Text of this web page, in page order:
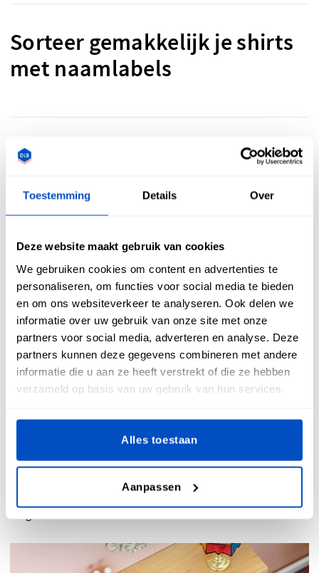
Toestemming Details Over
Deze website maakt gebruik van cookies
We gebruiken cookies om content en advertenties te
personaliseren, om functies voor social media te bieden
en om ons websiteverkeer te analyseren. Ook delen we
informatie over uw gebruik van onze site met onze
partners voor social media, adverteren en analyse. Deze
partners kunnen deze gegevens combineren met andere
informatie die u aan ze heeft verstrekt of die ze hebben
verzameld op basis van uw gebruik van hun services.
Alles toestaan
Aanpassen
Sorteer gemakkelijk je shirts
met naamlabels
Wil je wat orde in de chaos scheppen en ben je op zoek naar
eigen naamlabels voor je creaties? Wij hebben de
gepersonaliseerde naamlabels. Ze helpen je om je wasgoed
te sorteren, je kast georganiseerd te houden en om
Voeg de perfecte finishing
touch toe met naamlabels
Wanneer je nadenkt over de afwerking van je shirt mag een
verkrijgbaar in verschillende varianten, of je nu op zoek
bent naar maatlabels met nummers of letters. Wanneer je